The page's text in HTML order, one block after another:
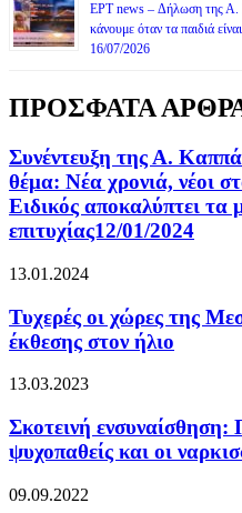
ΕΡΤ news – Δήλωση της Α.
κάνουμε όταν τα παιδιά
16/07/2026
ΠΡΟΣΦΑΤΑ
Συνέντευξη της Α.
θέμα: Νέα χρονιά, νέοι
Ειδικός αποκαλύπτει τα
επιτυχίας12/01/2024
13.01.2024
Τυχερές οι χώρες της
έκθεσης στον ήλιο
13.03.2023
Σκοτεινή ενσυναίσθηση:
ψυχοπαθείς και οι
09.09.2022